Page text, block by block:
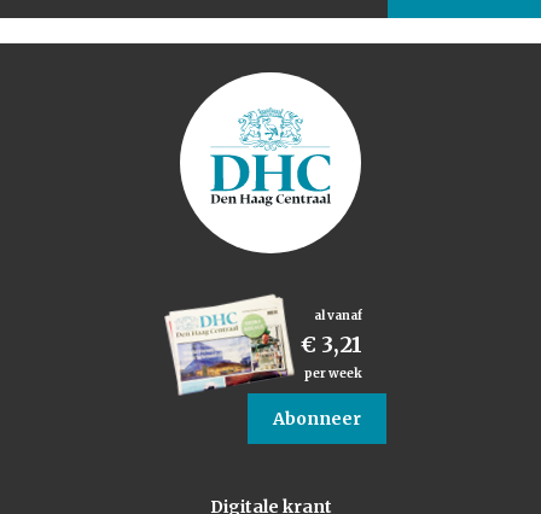
al vanaf
€ 3,21
per week
Abonneer
Digitale krant